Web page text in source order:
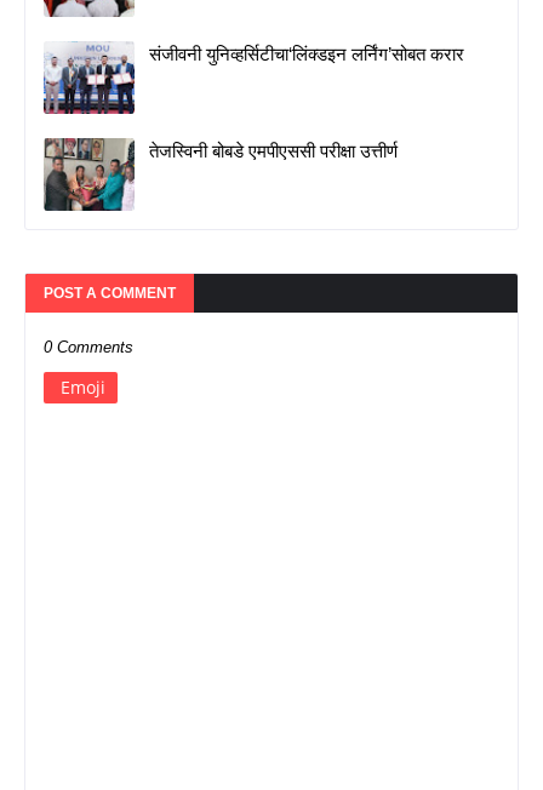
संजीवनी युनिव्हर्सिटीचा‘लिंक्डइन लर्निंग’सोबत करार
तेजस्विनी बोबडे एमपीएससी परीक्षा उत्तीर्ण
POST A COMMENT
0 Comments
Emoji